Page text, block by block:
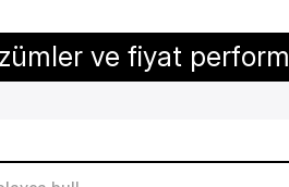
ve fiyat performansı...